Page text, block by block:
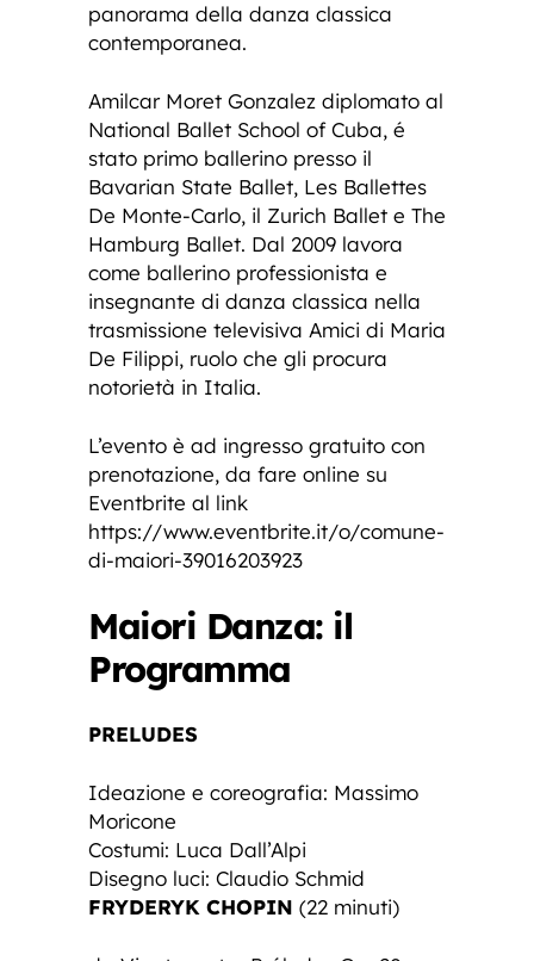
panorama della danza classica
contemporanea.
Amilcar Moret Gonzalez diplomato al
National Ballet School of Cuba, é
stato primo ballerino presso il
Bavarian State Ballet, Les Ballettes
De Monte-Carlo, il Zurich Ballet e The
Hamburg Ballet. Dal 2009 lavora
come ballerino professionista e
insegnante di danza classica nella
trasmissione televisiva Amici di Maria
De Filippi, ruolo che gli procura
notorietà in Italia.
L’evento è ad ingresso gratuito con
prenotazione, da fare online su
Eventbrite al link
https://www.eventbrite.it/o/comune-
di-maiori-39016203923
Maiori Danza: il
Programma
PRELUDES
Ideazione e coreografia: Massimo
Moricone
Costumi: Luca Dall’Alpi
Disegno luci: Claudio Schmid
FRYDERYK CHOPIN (22 minuti)